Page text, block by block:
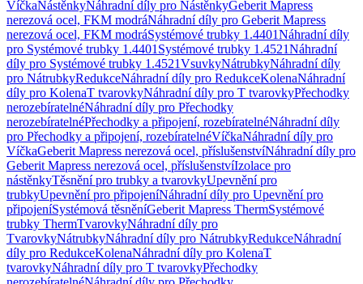
VíčkaNástěnkyNáhradní díly pro NástěnkyGeberit Mapress
nerezová ocel, FKM modráNáhradní díly pro Geberit Mapress
nerezová ocel, FKM modráSystémové trubky 1.4401Náhradní díly
pro Systémové trubky 1.4401 Systémové trubky 1.4521Náhradní
díly pro Systémové trubky 1.4521VsuvkyNátrubkyNáhradní díly
pro NátrubkyRedukceNáhradní díly pro RedukceKolenaNáhradní
díly pro KolenaT tvarovkyNáhradní díly pro T tvarovkyPřechodky
nerozebíratelnéNáhradní díly pro Přechodky
nerozebíratelnéPřechodky a připojení, rozebíratelnéNáhradní díly
pro Přechodky a připojení, rozebíratelnéVíčkaNáhradní díly pro
VíčkaGeberit Mapress nerezová ocel, příslušenstvíNáhradní díly pro
Geberit Mapress nerezová ocel, příslušenstvíIzolace pro
nástěnkyTěsnění pro trubky a tvarovkyUpevnění pro
trubkyUpevnění pro připojeníNáhradní díly pro Upevnění pro
připojeníSystémová těsněníGeberit Mapress ThermSystémové
trubky ThermTvarovkyNáhradní díly pro
TvarovkyNátrubkyNáhradní díly pro NátrubkyRedukceNáhradní
díly pro RedukceKolenaNáhradní díly pro KolenaT
tvarovkyNáhradní díly pro T tvarovkyPřechodky